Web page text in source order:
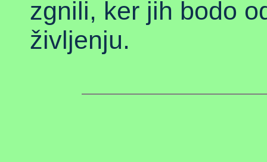
zgnili, ker jih bodo
življenju.